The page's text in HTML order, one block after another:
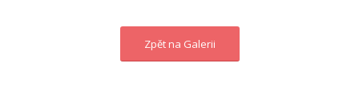
Zpět na Galerii